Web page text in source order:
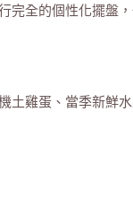
完全的個性化擺盤
土雞蛋、當季新鮮